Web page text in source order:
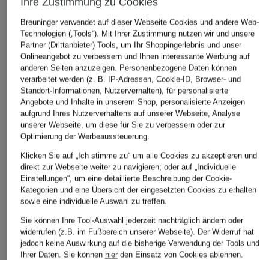
Breuninger verwendet auf dieser Webseite Cookies und andere Web-
Technologien („Tools“). Mit Ihrer Zustimmung nutzen wir und unsere
Partner (Drittanbieter) Tools, um Ihr Shoppingerlebnis und unser
Onlineangebot zu verbessern und Ihnen interessante Werbung auf
anderen Seiten anzuzeigen. Personenbezogene Daten können
verarbeitet werden (z. B. IP-Adressen, Cookie-ID, Browser- und
Standort-Informationen, Nutzerverhalten), für personalisierte
Angebote und Inhalte in unserem Shop, personalisierte Anzeigen
aufgrund Ihres Nutzerverhaltens auf unserer Webseite, Analyse
unserer Webseite, um diese für Sie zu verbessern oder zur
Optimierung der Werbeaussteuerung.
Klicken Sie auf „Ich stimme zu“ um alle Cookies zu akzeptieren und
direkt zur Webseite weiter zu navigieren; oder auf „Individuelle
Einstellungen“, um eine detaillierte Beschreibung der Cookie-
Kategorien und eine Übersicht der eingesetzten Cookies zu erhalten
sowie eine individuelle Auswahl zu treffen.
Sie können Ihre Tool-Auswahl jederzeit nachträglich ändern oder
widerrufen (z.B. im Fußbereich unserer Webseite). Der Widerruf hat
jedoch keine Auswirkung auf die bisherige Verwendung der Tools und
Ihrer Daten. Sie können hierden Einsatz von Cookies ablehnen.